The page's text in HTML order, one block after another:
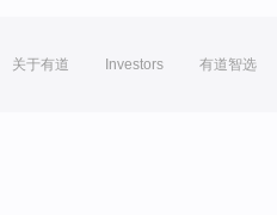
关于有道 Investors 有道智选